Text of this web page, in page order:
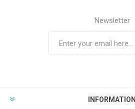
Newsletter
INFORMATION